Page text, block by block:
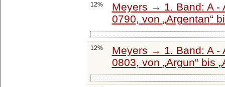
12%
Meyers → 1. Band: A -
0790, von Argentan
12%
Meyers → 1. Band: A -
0803, von Argun bis